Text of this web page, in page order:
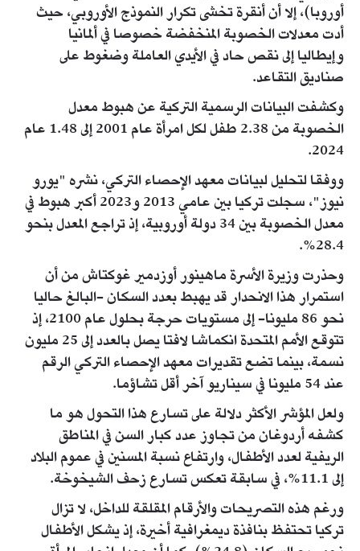
أوروبا)، إلا أن أنقرة تخشى تكرار النموذج الأوروبي، حيث
أدت معدلات الخصوبة المنخفضة خصوصا في ألمانيا
وإيطاليا إلى نقص حاد في الأيدي العاملة وضغوط على
صناديق التقاعد.
وكشفت البيانات الرسمية التركية عن هبوط معدل
الخصوبة من 2.38 طفل لكل امرأة عام 2001 إلى 1.48 عام
2024.
ووفقا لتحليل لبيانات معهد الإحصاء التركي، نشره "يورو
نيوز"، سجلت تركيا بين عامي 2013 و2023 أكبر هبوط في
معدل الخصوبة بين 34 دولة أوروبية، إذ تراجع المعدل بنحو
28.4%.
وحذرت وزيرة الأسرة ماهينور أوزدمير غوكتاش من أن
استمرار هذا الانحدار قد يهبط بعدد السكان -البالغ حاليا
نحو 86 مليونا- إلى مستويات حرجة بحلول عام 2100، إذ
تتوقع الأمم المتحدة انكماشا لافتا يصل بالعدد إلى 25 مليون
نسمة، بينما تضع تقديرات معهد الإحصاء التركي الرقم
عند 54 مليونا في سيناريو آخر أقل تشاؤما.
ولعل المؤشر الأكثر دلالة على تسارع هذا التحول هو ما
كشفه أردوغان من تجاوز عدد كبار السن في المناطق
الريفية لعدد الأطفال، وارتفاع نسبة المسنين في عموم البلاد
إلى 11.1%، في سابقة تعكس تسارع زحف الشيخوخة.
ورغم هذه التصريحات والأرقام المقلقة للداخل، لا تزال
تركيا تحتفظ بنافذة ديمغرافية أخيرة، إذ يشكل الأطفال